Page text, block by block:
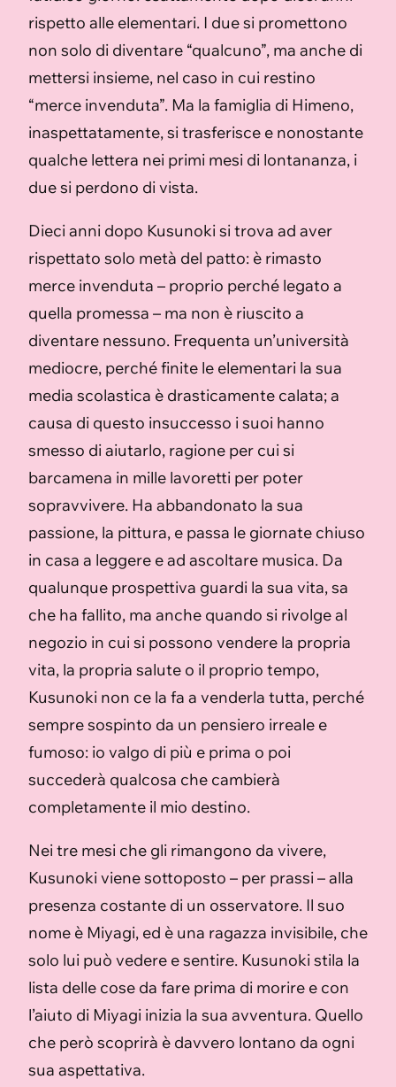
rispetto alle elementari. I due si promettono
non solo di diventare “qualcuno”, ma anche di
mettersi insieme, nel caso in cui restino
“merce invenduta”. Ma la famiglia di Himeno,
inaspettatamente, si trasferisce e nonostante
qualche lettera nei primi mesi di lontananza, i
due si perdono di vista.
Dieci anni dopo Kusunoki si trova ad aver
rispettato solo metà del patto: è rimasto
merce invenduta – proprio perché legato a
quella promessa – ma non è riuscito a
diventare nessuno. Frequenta un’università
mediocre, perché finite le elementari la sua
media scolastica è drasticamente calata; a
causa di questo insuccesso i suoi hanno
smesso di aiutarlo, ragione per cui si
barcamena in mille lavoretti per poter
sopravvivere. Ha abbandonato la sua
passione, la pittura, e passa le giornate chiuso
in casa a leggere e ad ascoltare musica. Da
qualunque prospettiva guardi la sua vita, sa
che ha fallito, ma anche quando si rivolge al
negozio in cui si possono vendere la propria
vita, la propria salute o il proprio tempo,
Kusunoki non ce la fa a venderla tutta, perché
sempre sospinto da un pensiero irreale e
fumoso: io valgo di più e prima o poi
succederà qualcosa che cambierà
completamente il mio destino.
Nei tre mesi che gli rimangono da vivere,
Kusunoki viene sottoposto – per prassi – alla
presenza costante di un osservatore. Il suo
nome è Miyagi, ed è una ragazza invisibile, che
solo lui può vedere e sentire. Kusunoki stila la
lista delle cose da fare prima di morire e con
l’aiuto di Miyagi inizia la sua avventura. Quello
che però scoprirà è davvero lontano da ogni
sua aspettativa.